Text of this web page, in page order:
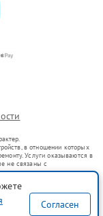
в отношении которых
Услуги оказываются в
не связаны с
оборот в соответствии
услуг или введения
услугах по
Согласен